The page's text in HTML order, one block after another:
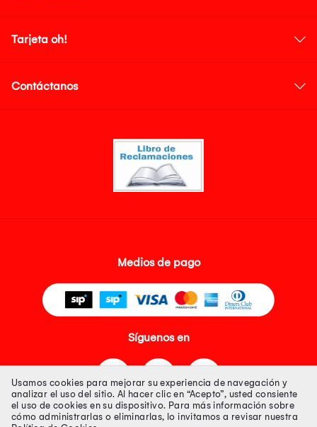
Tarjeta oh!
Contáctanos
Medios de pago
Síguenos en
Usamos cookies para mejorar su experiencia de navegación y
analizar el uso del sitio. Al hacer clic en “Acepto”, usted consiente
el uso de cookies en su dispositivo. Para más información sobre
cómo administrarlas o eliminarlas, lo invitamos a revisar nuestra